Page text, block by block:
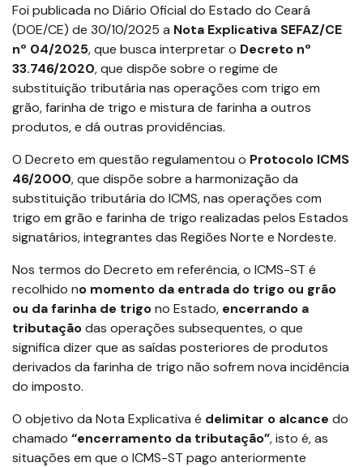
Foi publicada no Diário Oficial do Estado do Ceará
(DOE/CE) de 30/10/2025 a Nota Explicativa SEFAZ/CE
nº 04/2025, que busca interpretar o Decreto nº
33.746/2020, que dispõe sobre o regime de
substituição tributária nas operações com trigo em
grão, farinha de trigo e mistura de farinha a outros
produtos, e dá outras providências.
O Decreto em questão regulamentou o Protocolo ICMS
46/2000, que dispõe sobre a harmonização da
substituição tributária do ICMS, nas operações com
trigo em grão e farinha de trigo realizadas pelos Estados
signatários, integrantes das Regiões Norte e Nordeste.
Nos termos do Decreto em referência, o ICMS-ST é
recolhido no momento da entrada do trigo ou grão
ou da farinha de trigono Estado, encerrando a
tributaçãodas operações subsequentes, o que
significa dizer que as saídas posteriores de produtos
derivados da farinha de trigo não sofrem nova incidência
do imposto.
O objetivo da Nota Explicativa é delimitar o alcance do
chamado “encerramento da tributação”, isto é, as
situações em que o ICMS-ST pago anteriormente